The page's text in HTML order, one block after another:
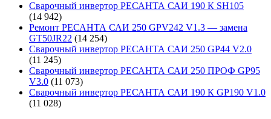
Сварочный инвертор РЕСАНТА САИ 190 К SH105
(14 942)
Ремонт РЕСАНТА САИ 250 GPV242 V1.3 — замена
GT50JR22 (14 254)
Сварочный инвертор РЕСАНТА САИ 250 GP44 V2.0
(11 245)
Сварочный инвертор РЕСАНТА САИ 250 ПРОФ GP95
V3.0 (11 073)
Сварочный инвертор РЕСАНТА САИ 190 К GP190 V1.0
(11 028)